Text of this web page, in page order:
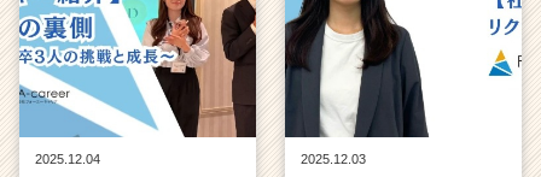
2025.12.04
2025.12.03